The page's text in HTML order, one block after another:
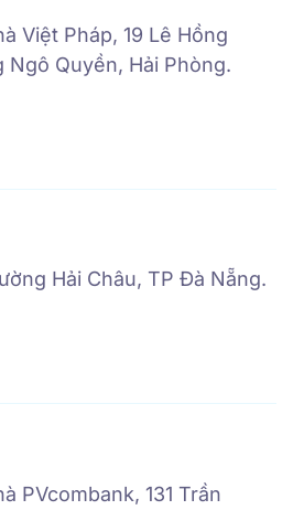
Việt Pháp, 19 Lê Hồng
Ngô Quyền, Hải Phòng.
Hải Châu, TP Đà Nẵng.
PVcombank, 131 Trần